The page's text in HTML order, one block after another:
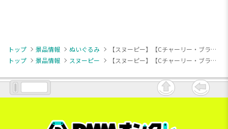
トップ 景品情報 ぬいぐるみ
【スヌーピー】【Cチャーリー・ブラウン】SNOOPY(TM) ひょこぴょこ ぬいぐるみ（EX）
トップ
景品情報 スヌーピー 【スヌーピー】【Cチャーリー・ブラウン】SNOOPY(TM) ひょこぴょこ ぬいぐるみ（EX）